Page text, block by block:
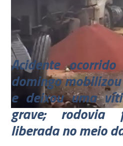
Acidente
domingo
e deixou uma
grave; rodovia
liberada no meio